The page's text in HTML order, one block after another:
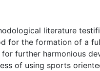
literature
for the formation of a
further harmonious
of using sports